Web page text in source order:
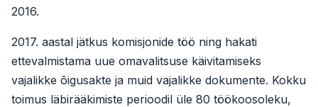
2016.
2017. aastal jätkus komisjonide töö ning hakati
ettevalmistama uue omavalitsuse käivitamiseks
vajalikke õigusakte ja muid vajalikke dokumente. Kokku
toimus läbirääkimiste perioodil üle 80 töökoosoleku,